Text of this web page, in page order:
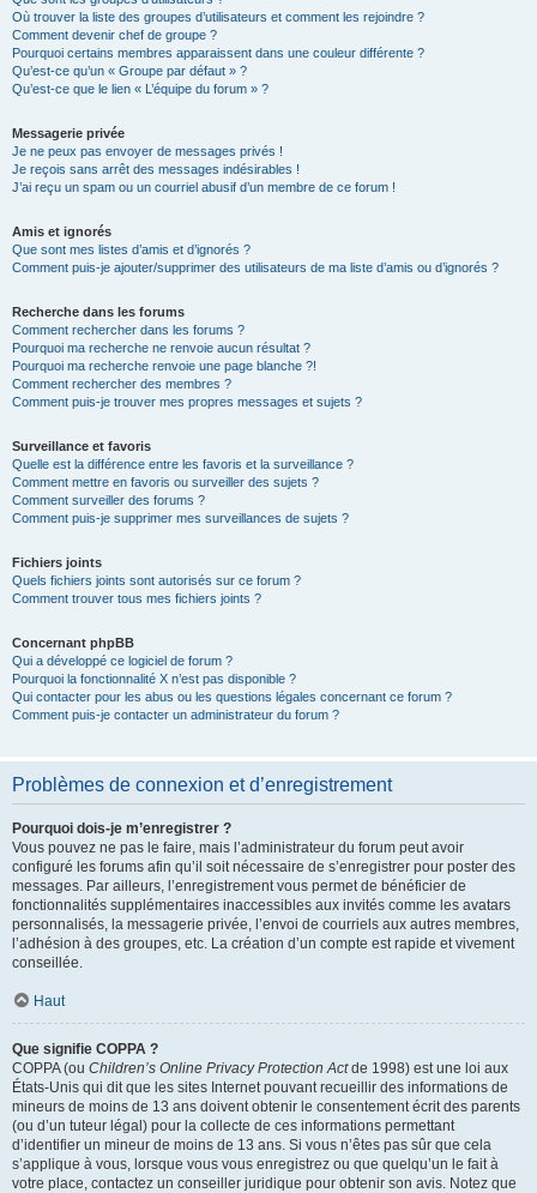
Où trouver la liste des groupes d’utilisateurs et comment les rejoindre ?
Comment devenir chef de groupe ?
Pourquoi certains membres apparaissent dans une couleur différente ?
Qu’est-ce qu’un « Groupe par défaut » ?
Qu’est-ce que le lien « L’équipe du forum » ?
Messagerie privée
Je ne peux pas envoyer de messages privés !
Je reçois sans arrêt des messages indésirables !
J’ai reçu un spam ou un courriel abusif d’un membre de ce forum !
Amis et ignorés
Que sont mes listes d’amis et d’ignorés ?
Comment puis-je ajouter/supprimer des utilisateurs de ma liste d’amis ou d’ignorés ?
Recherche dans les forums
Comment rechercher dans les forums ?
Pourquoi ma recherche ne renvoie aucun résultat ?
Pourquoi ma recherche renvoie une page blanche ?!
Comment rechercher des membres ?
Comment puis-je trouver mes propres messages et sujets ?
Surveillance et favoris
Quelle est la différence entre les favoris et la surveillance ?
Comment mettre en favoris ou surveiller des sujets ?
Comment surveiller des forums ?
Comment puis-je supprimer mes surveillances de sujets ?
Fichiers joints
Quels fichiers joints sont autorisés sur ce forum ?
Comment trouver tous mes fichiers joints ?
Concernant phpBB
Qui a développé ce logiciel de forum ?
Pourquoi la fonctionnalité X n’est pas disponible ?
Qui contacter pour les abus ou les questions légales concernant ce forum ?
Comment puis-je contacter un administrateur du forum ?
Problèmes de connexion et d’enregistrement
Pourquoi dois-je m’enregistrer ?
Vous pouvez ne pas le faire, mais l’administrateur du forum peut avoir
configuré les forums afin qu’il soit nécessaire de s’enregistrer pour poster des
messages. Par ailleurs, l’enregistrement vous permet de bénéficier de
fonctionnalités supplémentaires inaccessibles aux invités comme les avatars
personnalisés, la messagerie privée, l’envoi de courriels aux autres membres,
l’adhésion à des groupes, etc. La création d’un compte est rapide et vivement
conseillée.
Haut
Que signifie COPPA ?
COPPA (ou Children’s Online Privacy Protection Actde 1998) est une loi aux
États-Unis qui dit que les sites Internet pouvant recueillir des informations de
mineurs de moins de 13 ans doivent obtenir le consentement écrit des parents
(ou d’un tuteur légal) pour la collecte de ces informations permettant
d’identifier un mineur de moins de 13 ans. Si vous n’êtes pas sûr que cela
s’applique à vous, lorsque vous vous enregistrez ou que quelqu’un le fait à
votre place, contactez un conseiller juridique pour obtenir son avis. Notez que